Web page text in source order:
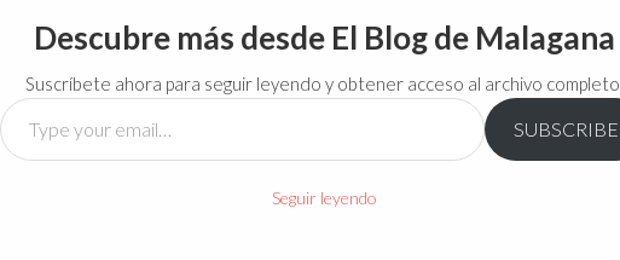
Descubre más desde El Blog de Malagana
Suscríbete ahora para seguir leyendo y obtener acceso al archivo completo.
Type
your
SUBSCRIBE
Seguir leyendo